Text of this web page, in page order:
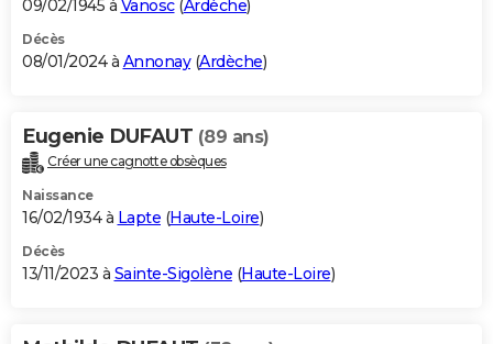
09/02/1945 à Vanosc(Ardèche)
Décès
08/01/2024 à Annonay(Ardèche)
Eugenie DUFAUT (89 ans)
Créer une cagnotte obsèques
Naissance
16/02/1934 à Lapte (Haute-Loire)
Décès
13/11/2023 à Sainte-Sigolène (Haute-Loire)